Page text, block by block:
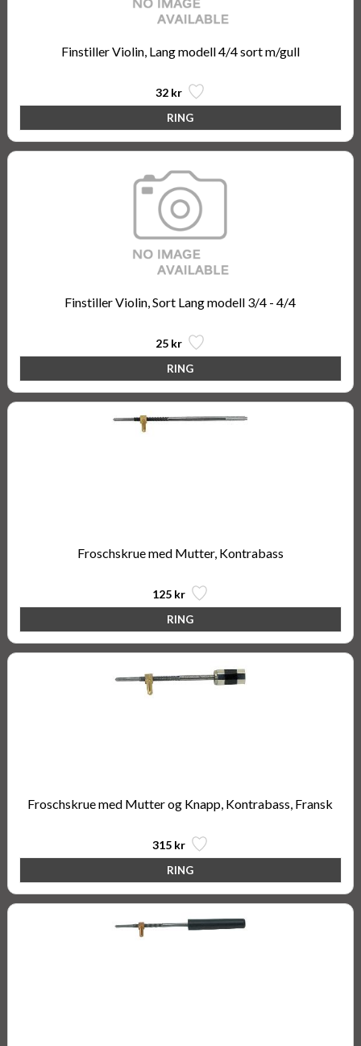
Finstiller Violin, Lang modell 4/4 sort m/gull
32 kr
Finstiller Violin, Sort Lang modell 3/4 - 4/4
25 kr
Froschskrue med Mutter, Kontrabass
125 kr
Froschskrue med Mutter og Knapp, Kontrabass, Fransk
315 kr